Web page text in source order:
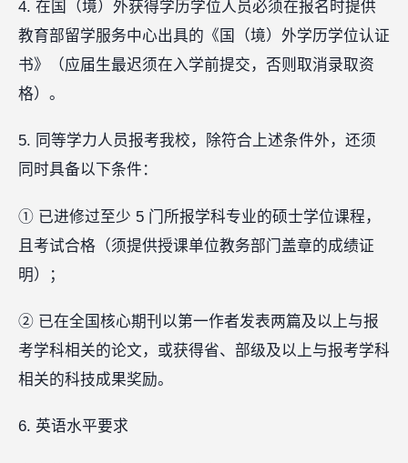
4. 在国（境）外获得学历学位人员必须在报名时提供
教育部留学服务中心出具的《国（境）外学历学位认证
书》（应届生最迟须在入学前提交，否则取消录取资
格）。
5. 同等学力人员报考我校，除符合上述条件外，还须
同时具备以下条件：
① 已进修过至少 5 门所报学科专业的硕士学位课程，
且考试合格（须提供授课单位教务部门盖章的成绩证
明）；
② 已在全国核心期刊以第一作者发表两篇及以上与报
考学科相关的论文，或获得省、部级及以上与报考学科
相关的科技成果奖励。
6. 英语水平要求